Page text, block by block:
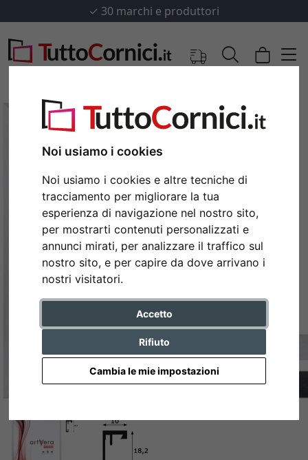
Noi usiamo i cookies
Noi usiamo i cookies e altre tecniche di
tracciamento per migliorare la tua
esperienza di navigazione nel nostro sito,
per mostrarti contenuti personalizzati e
annunci mirati, per analizzare il traffico sul
nostro sito, e per capire da dove arrivano i
nostri visitatori.
Accetto
Rifiuto
Cambia le mie impostazioni
✓ 30 marchi e produttori
Indietro